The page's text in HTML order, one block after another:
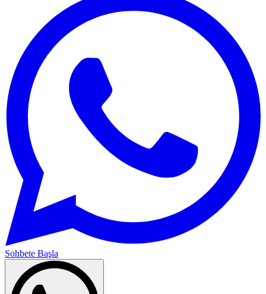
Sohbete Başla